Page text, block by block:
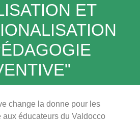
ET
change la donne pour les
aux éducateurs du Valdocco